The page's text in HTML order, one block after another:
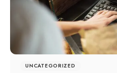
UNCATEGORIZED